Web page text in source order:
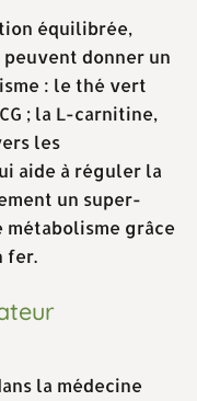
équilibrée,
donner un
: le thé vert
; la L-carnitine,
les
aide à réguler la
un super-
grâce
fer.
la médecine